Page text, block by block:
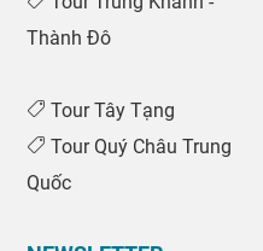
Thành Đô
Tour Tây Tạng
Tour Quý Châu Trung
Quốc